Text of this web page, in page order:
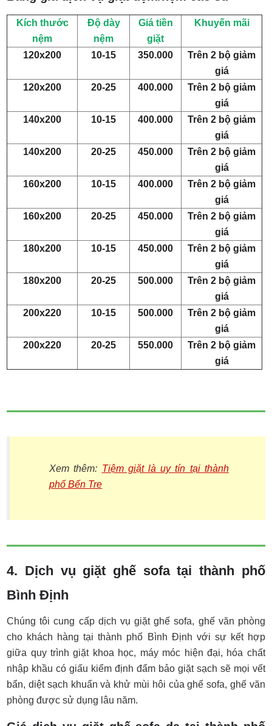
Kích thước
nệm
Độ dày
nệm
Giá tiền
giặt
Khuyến mãi
120x200 10-15 350.000
Trên 2 bộ giảm
giá
120x200
20-25 400.000
Trên 2 bộ giảm
giá
140x200
10-15 400.000
Trên 2 bộ giảm
giá
140x200
20-25 450.000
Trên 2 bộ giảm
giá
160x200
10-15 400.000
Trên 2 bộ giảm
giá
160x200
20-25 450.000
Trên 2 bộ giảm
giá
180x200
10-15 450.000
Trên 2 bộ giảm
giá
180x200
20-25 500.000
Trên 2 bộ giảm
giá
200x220
10-15 500.000
Trên 2 bộ giảm
giá
200x220
20-25 550.000
Trên 2 bộ giảm
giá
Xem thêm: Tiệm giặt là uy tín tại thành
phố Bến Tre
4. Dịch vụ giặt ghế sofa tại thành phố
Bình Định
Chúng tôi cung cấp dịch vụ giặt ghế sofa, ghế văn phòng
cho khách hàng tại thành phố Bình Định với sự kết hợp
giữa quy trình giặt khoa học, máy móc hiện đại, hóa chất
nhập khầu có giấu kiểm định đẩm bảo giặt sạch sẽ mọi vết
bẩn, diệt sạch khuẩn và khử mùi hôi của ghế sofa, ghế văn
phòng được sử dụng lâu năm.